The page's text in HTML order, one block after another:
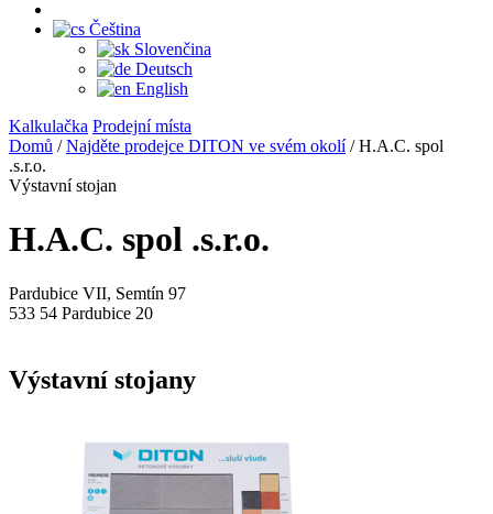
Čeština
Slovenčina
Deutsch
English
Kalkulačka Prodejní místa
Domů /Najděte prodejce DITON ve svém okolí/H.A.C. spol
.s.r.o.
Výstavní stojan
H.A.C. spol .s.r.o.
Pardubice VII, Semtín 97
533 54 Pardubice 20
Výstavní stojany